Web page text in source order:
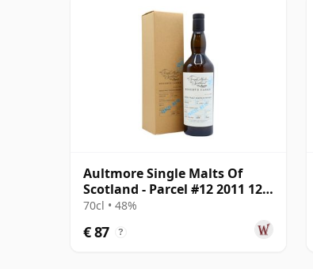
Aultmore Single Malts Of
Scotland - Parcel #12 2011 12
jaar oud
70cl • 48%
€ 87 ?